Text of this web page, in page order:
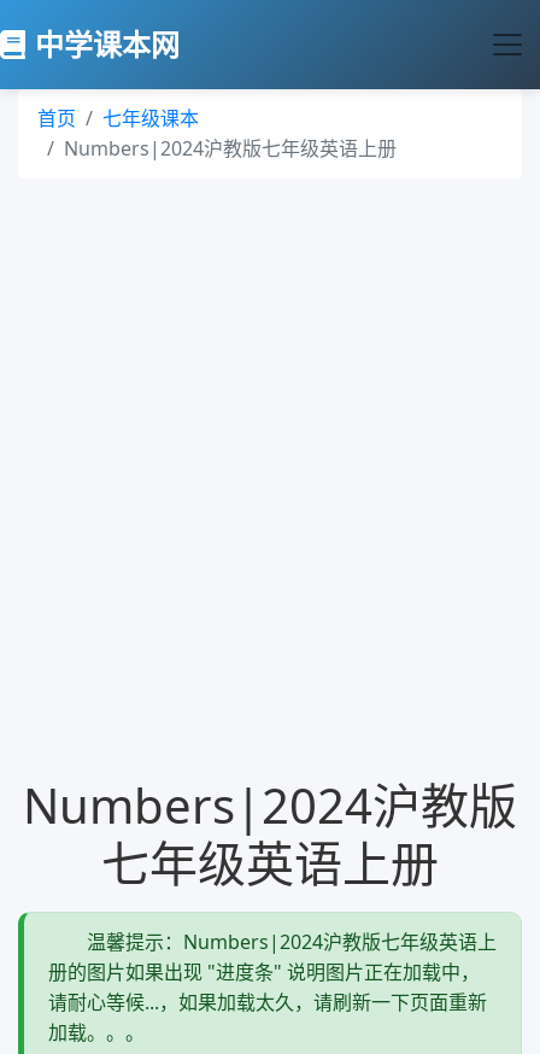
中学课本网
首页
七年级课本
Numbers|2024沪教版七年级英语上册
Numbers|2024沪教版
七年级英语上册
温馨提示：Numbers|2024沪教版七年级英语上
册的图片如果出现 "进度条" 说明图片正在加载中，
请耐心等候...，如果加载太久，请刷新一下页面重新
加载。。。